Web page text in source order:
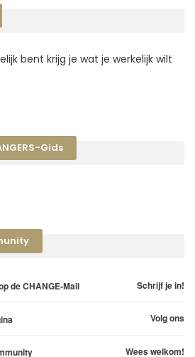
bent krijg je wat je werkelijk wilt
Gids
de CHANGE-Mail Schrijf je in!
Volg ons
Wees welkom!